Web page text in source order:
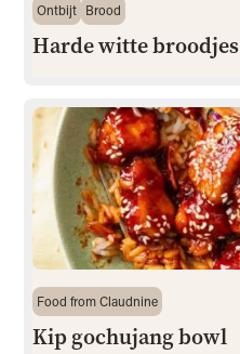
Ontbijt Brood
Harde witte broodjes
Food from Claudnine
Kip gochujang bowl